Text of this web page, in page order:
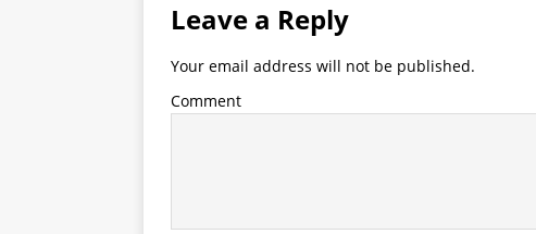
Leave a Reply
Your email address will not be published.
Comment